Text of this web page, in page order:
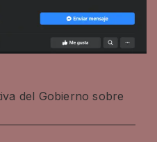
del Gobierno sobre